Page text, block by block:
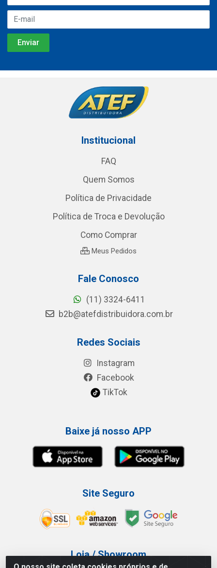
Institucional
FAQ
Quem Somos
Política de Privacidade
Política de Troca e Devolução
Como Comprar
Meus Pedidos
Fale Conosco
(11) 3324-6411
b2b@atefdistribuidora.com.br
Redes Sociais
Instagram
Facebook
TikTok
Baixe já nosso APP
Site Seguro
Loja / Showroom